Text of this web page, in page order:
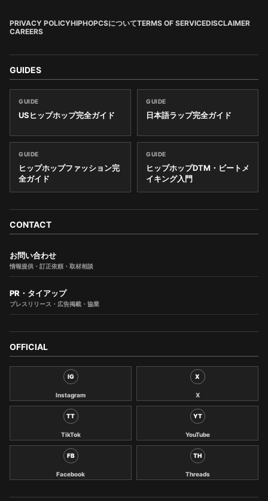
PRIVACY POLICYHIPHOPCSについてTERMS OF SERVICEDISCLAIMER
CAREERS
GUIDES
GUIDE
USヒップホップ完全ガイド
GUIDE
日本語ラップ完全ガイド
GUIDE
ヒップホップファッション完
全ガイド
GUIDE
ヒップホップDTM・ビートメ
イキング入門
CONTACT
お問い合わせ
情報提供・訂正依頼・取材相談
PR・タイアップ
プレスリリース・広告掲載・協業
OFFICIAL
IG
Instagram
X
X
TT
TikTok
YT
YouTube
FB
Facebook
TH
Threads